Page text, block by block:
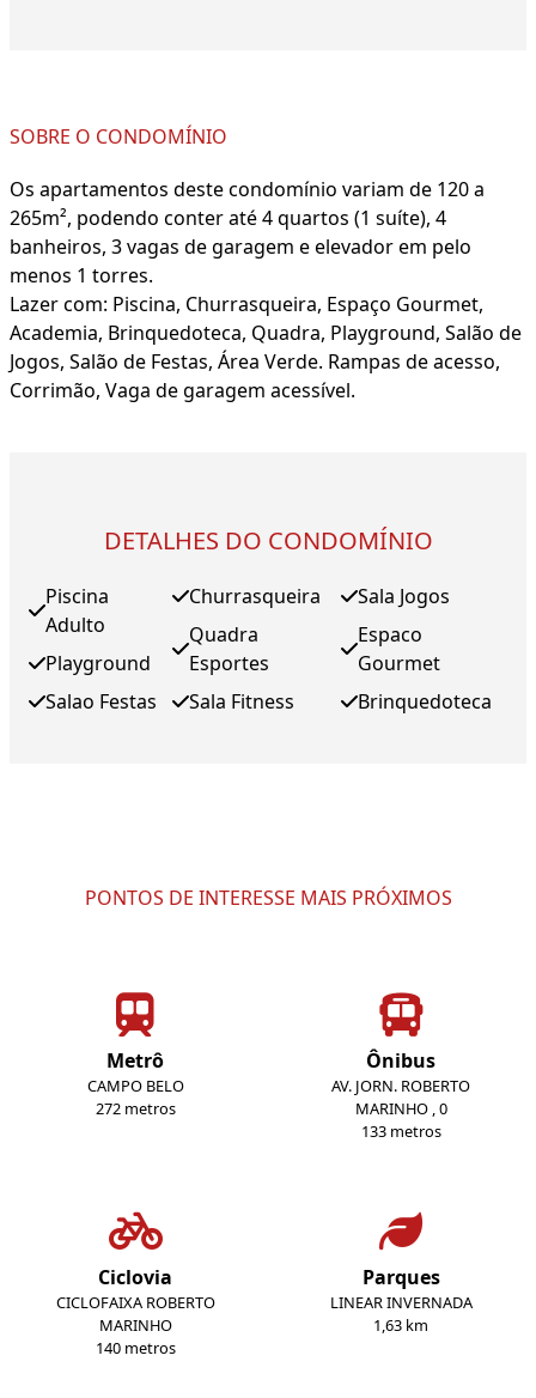
SOBRE O CONDOMÍNIO
Os apartamentos deste condomínio variam de 120 a
265m², podendo conter até 4 quartos (1 suíte), 4
banheiros, 3 vagas de garagem e elevador em pelo
menos 1 torres.
Lazer com: Piscina, Churrasqueira, Espaço Gourmet,
Academia, Brinquedoteca, Quadra, Playground, Salão de
Jogos, Salão de Festas, Área Verde. Rampas de acesso,
Corrimão, Vaga de garagem acessível.
DETALHES DO CONDOMÍNIO
Piscina
Adulto
Playground
Salao Festas
Churrasqueira
Quadra
Esportes
Sala Fitness
Sala Jogos
Espaco
Gourmet
Brinquedoteca
PONTOS DE INTERESSE MAIS PRÓXIMOS
Metrô
CAMPO BELO
272 metros
Ônibus
AV. JORN. ROBERTO
MARINHO , 0
133 metros
Ciclovia
CICLOFAIXA ROBERTO
MARINHO
140 metros
Parques
LINEAR INVERNADA
1,63 km